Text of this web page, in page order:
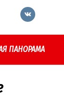
ПАНОРАМА